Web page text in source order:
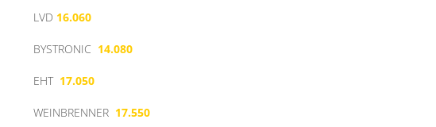
LVD 16.060
BYSTRONIC 14.080
EHT 17.050
WEINBRENNER 17.550